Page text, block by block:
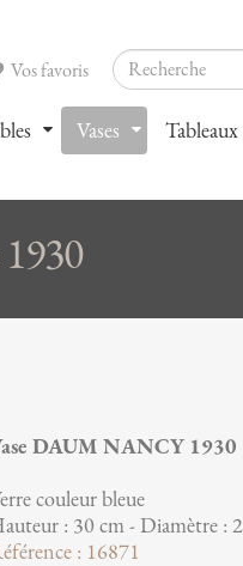
Vos favoris
Vases Tableaux
DAUM NANCY 1930
couleur bleue
: 30 cm - Diamètre :
: 16871